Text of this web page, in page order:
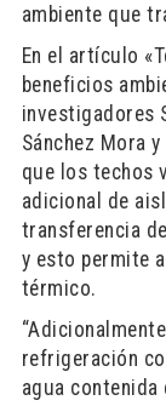
ambiente que
En el artículo
beneficios
investigadores
Sánchez Mora
que los techos
adicional de
transferencia
y esto permite
térmico.
refrigeración
agua